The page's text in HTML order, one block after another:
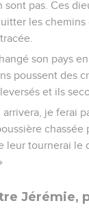
sont pas. Ces
les chemins
son pays
poussent des
et ils
arrivera, je ferai
chassée
leur tournerai le
Jérémie,